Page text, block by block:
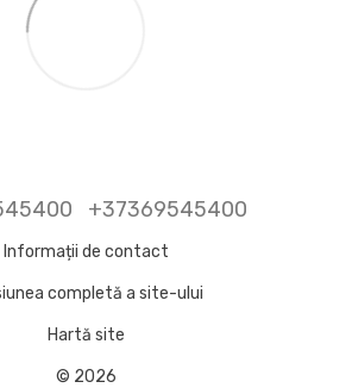
+37369545400
Informații de contact
completă a site-ului
Hartă site
© 2026